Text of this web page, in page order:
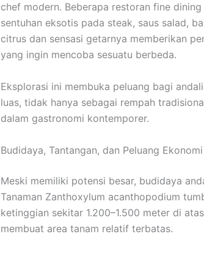
chef modern. Beberapa restoran fine
sentuhan eksotis pada steak, saus salad,
citrus dan sensasi getarnya memberikan
yang ingin mencoba sesuatu berbeda.
Eksplorasi ini membuka peluang bagi
luas, tidak hanya sebagai rempah
dalam gastronomi kontemporer.
Budidaya, Tantangan, dan Peluang
Meski memiliki potensi besar, budidaya
Tanaman Zanthoxylum acanthopodium
ketinggian sekitar 1.200–1.500 meter di
membuat area tanam relatif terbatas.